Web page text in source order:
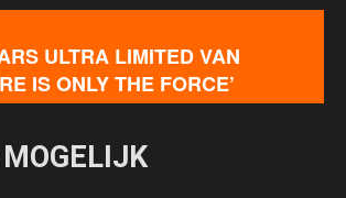
ULTRA LIMITED VAN
IS ONLY THE FORCE’